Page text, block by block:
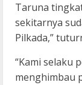
Taruna
sekitarnya
Pilkada,”
“Kami selaku
menghimbau